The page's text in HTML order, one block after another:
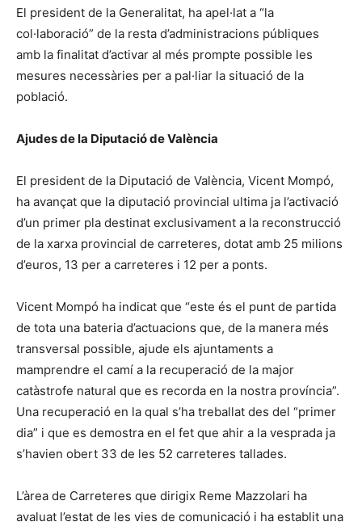
El president de la Generalitat, ha apel·lat a “la
col·laboració” de la resta d’administracions públiques
amb la finalitat d’activar al més prompte possible les
mesures necessàries per a pal·liar la situació de la
població.
Ajudes de la Diputació de València
El president de la Diputació de València, Vicent Mompó,
ha avançat que la diputació provincial ultima ja l’activació
d’un primer pla destinat exclusivament a la reconstrucció
de la xarxa provincial de carreteres, dotat amb 25 milions
d’euros, 13 per a carreteres i 12 per a ponts.
Vicent Mompó ha indicat que “este és el punt de partida
de tota una bateria d’actuacions que, de la manera més
transversal possible, ajude els ajuntaments a
mamprendre el camí a la recuperació de la major
catàstrofe natural que es recorda en la nostra província”.
Una recuperació en la qual s’ha treballat des del “primer
dia” i que es demostra en el fet que ahir a la vesprada ja
s’havien obert 33 de les 52 carreteres tallades.
L’àrea de Carreteres que dirigix Reme Mazzolari ha
avaluat l’estat de les vies de comunicació i ha establit una